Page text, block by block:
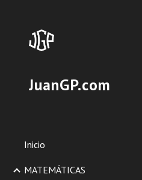
JuanGP.com
Inicio
MATEMÁTICAS